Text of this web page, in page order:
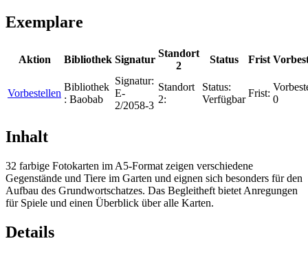
Exemplare
Aktion Bibliothek Signatur
Standort
2
Status Frist
Vorbestellen
Bibliothek
: Baobab
Signatur:
E-
2/2058-3
Standort
2:
Status:
Verfügbar
Frist:
0
Inhalt
32 farbige Fotokarten im A5-Format zeigen verschiedene
Gegenstände und Tiere im Garten und eignen sich besonders für den
Aufbau des Grundwortschatzes. Das Begleitheft bietet Anregungen
für Spiele und einen Überblick über alle Karten.
Details